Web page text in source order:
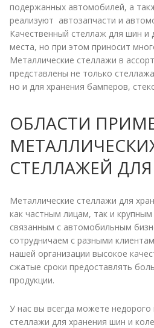
подержанных автомобилей, а
реализуют автозапчасти и
Качественный стеллаж для шин и
места, но при этом приносит
Металлические стеллажи в
представлены не только
но и для хранения бамперов,
ОБЛАСТИ
СТЕЛЛАЖЕЙ
Металлические стеллажи для
как частным лицам, так и
связанным с автомобильным
сотрудничаем с разными
нашей организации высокое
сжатые сроки предоставлять
продукции.
У нас вы всегда можете недорого
стеллажи для хранения шин и